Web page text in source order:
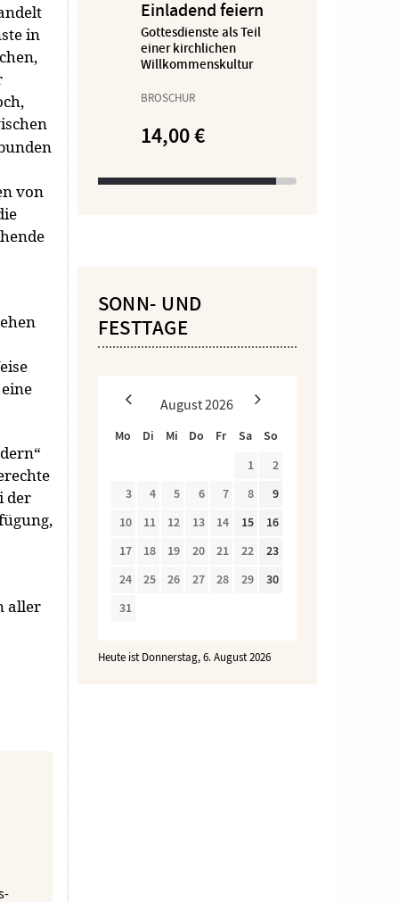
in
von
“
der
aller
Einladend feiern
-
Gottesdienste als Teil
einer kirchlichen
Willkommenskultur
BROSCHUR
14,00 €
SONN- UND
FESTTAGE
August2026
Mo Di Mi Do Fr Sa
So
1
2
3
4 5 6 7 8
9
10
11 12 13 14 15
16
17
18 19 20 21 22
23
24
25 26 27 28 29
30
31
Heute ist Donnerstag, 6. August 2026